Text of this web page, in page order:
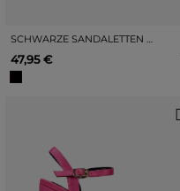
47,95 €